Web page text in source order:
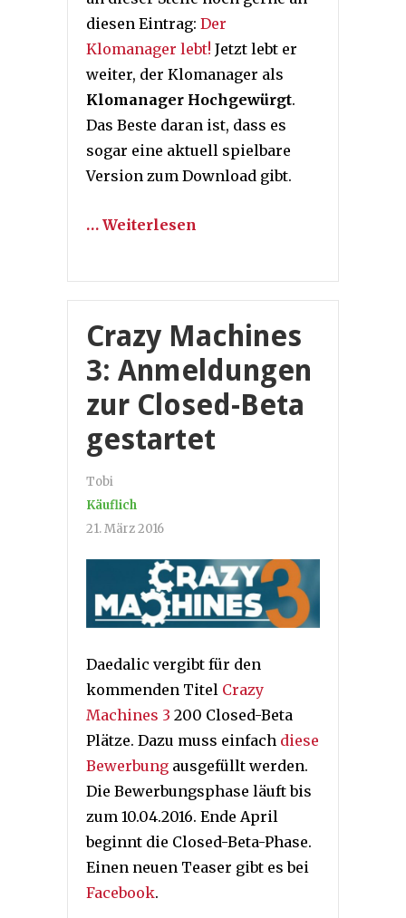
diesen Eintrag: Der
Klomanager lebt! Jetzt lebt er
weiter, der Klomanager als
Klomanager Hochgewürgt.
Das Beste daran ist, dass es
sogar eine aktuell spielbare
Version zum Download gibt.
… Weiterlesen
Crazy Machines
3: Anmeldungen
zur Closed-Beta
gestartet
Tobi
Käuflich
21. März 2016
Daedalic vergibt für den
kommenden Titel Crazy
Machines 3 200 Closed-Beta
Plätze. Dazu muss einfach diese
Bewerbung ausgefüllt werden.
Die Bewerbungsphase läuft bis
zum 10.04.2016. Ende April
beginnt die Closed-Beta-Phase.
Einen neuen Teaser gibt es bei
Facebook.